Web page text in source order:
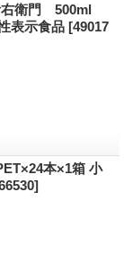
右衛門 500ml
表示食品 [49017
本×1箱 小